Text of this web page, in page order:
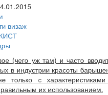
визаж
(чего уж там) и часто
в индустрии красоты
только с
их использованием.